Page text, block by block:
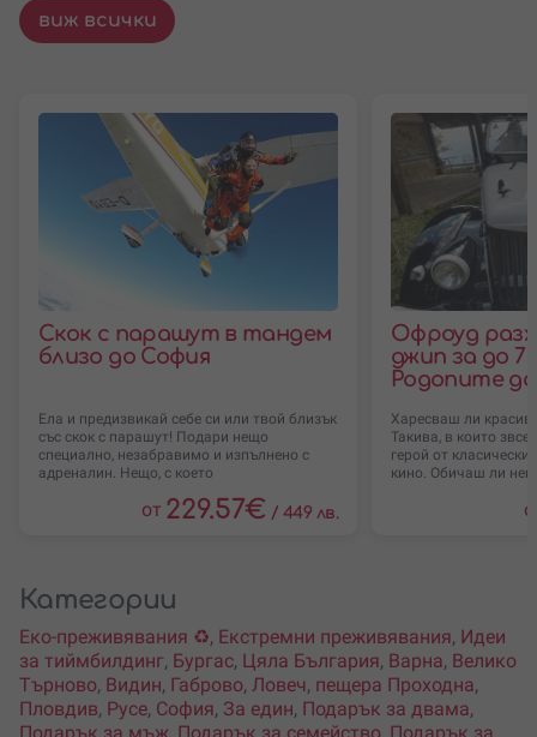
виж всички
Скок с парашут в тандем
близо до София
Ела и предизвикай себе си или твой близък
със скок с парашут! Подари нещо
специално, незабравимо и изпълнено с
адреналин. Нещо, с което
от 229.57€ / 449 лв.
Офроуд
джип за до 7
Родопите
Харесваш ли
Такива, в които
герой от
кино. Обичаш ли
Категории
Еко-преживявания ♻️, Екстремни преживявания, Идеи
за тиймбилдинг, Бургас, Цяла България, Варна, Велико
Търново, Видин, Габрово, Ловеч, пещера Проходна,
Пловдив, Русе, София, За един, Подарък за двама,